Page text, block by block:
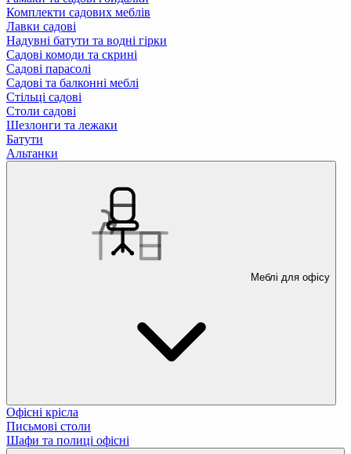
Комплекти садових меблів
Лавки садові
Надувні батути та водні гірки
Садові комоди та скрині
Садові парасолі
Садові та балконні меблі
Стільці садові
Столи садові
Шезлонги та лежаки
Батути
Альтанки
Меблі для офісу
Офісні крісла
Письмові столи
Шафи та полиці офісні